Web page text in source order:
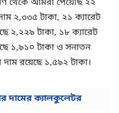
থেকে আমরা পেয়েছি ২২
২,৩৩৫ টাকা, ২১ ক্যারেট
২,২২৯ টাকা, ১৮ ক্যারেট
১,৯১০ টাকা ও সনাতন
রয়েছে ১,৫৯২ টাকা।
দামের ক্যালকুলেটর